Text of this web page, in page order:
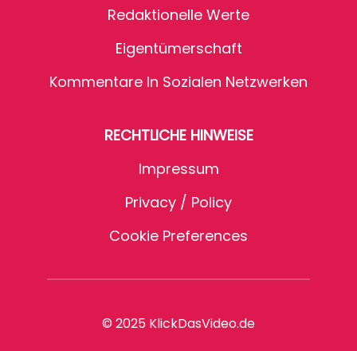
Redaktionelle Werte
Eigentümerschaft
Kommentare In Sozialen Netzwerken
RECHTLICHE HINWEISE
Impressum
Privacy / Policy
Cookie Preferences
© 2025 KlickDasVideo.de